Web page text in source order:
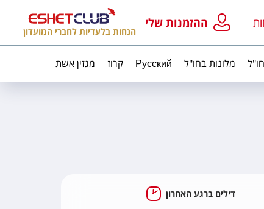
ההזמנות שלי
הנחות בלעדיות לחברי המועדון
מלונות בחו"ל Русский קרוז מגזין אשת
דילים ברגע האחרון